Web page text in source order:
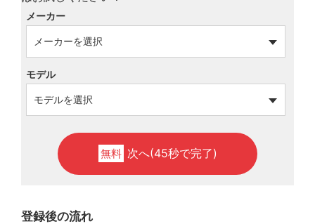
メーカー
モデル
無料 次へ(45秒で完了)
登録後の流れ